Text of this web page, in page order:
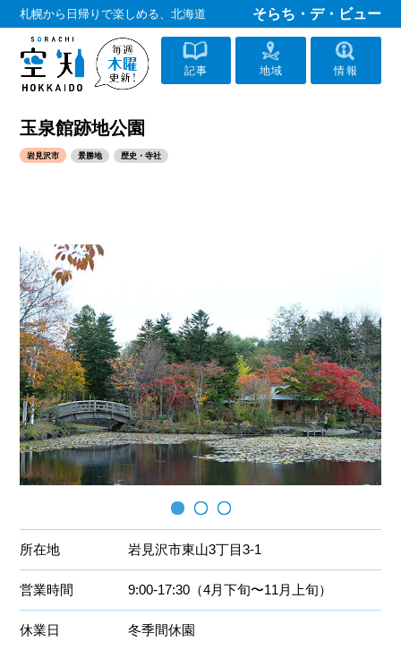
札幌から日帰りで楽しめる、北海道 そらち・デ・ビュー
記事 地域 情報
玉泉館跡地公園
岩見沢市 景勝地 歴史・寺社
所在地 岩見沢市東山3丁目3-1
営業時間 9:00-17:30（4月下旬〜11月上旬）
休業日 冬季間休園